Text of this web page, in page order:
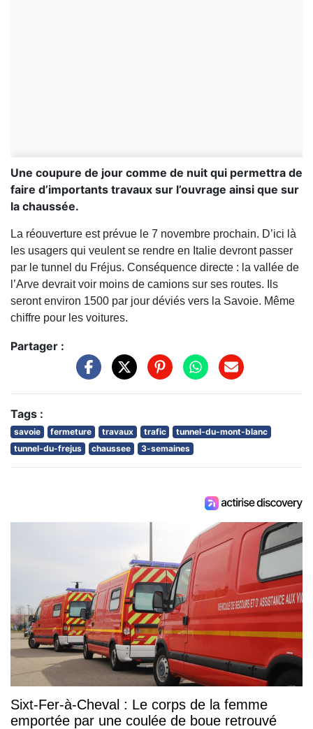
Une coupure de jour comme de nuit qui permettra de
faire d’importants travaux sur l’ouvrage ainsi que sur
la chaussée.
La réouverture est prévue le 7 novembre prochain. D’ici là
les usagers qui veulent se rendre en Italie devront passer
par le tunnel du Fréjus. Conséquence directe : la vallée de
l’Arve devrait voir moins de camions sur ses routes. Ils
seront environ 1500 par jour déviés vers la Savoie. Même
chiffre pour les voitures.
Partager :
Tags :
savoie fermeture travaux trafic
tunnel-du-mont-blanc
tunnel-du-frejus
chaussee 3-semaines
Sixt-Fer-à-Cheval : Le corps de la femme
emportée par une coulée de boue retrouvé